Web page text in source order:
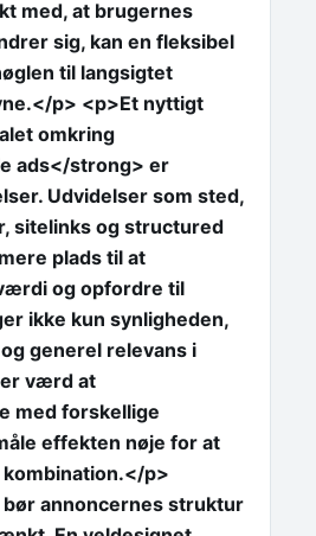
med, at brugernes
sig, kan en fleksibel
til langsigtet
p> <p>Et nyttigt
omkring
ads</strong> er
Udvidelser som sted,
sitelinks og structured
plads til at
og opfordre til
ikke kun synligheden,
generel relevans i
værd at
med forskellige
effekten nøje for at
p>
annoncernes struktur